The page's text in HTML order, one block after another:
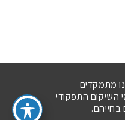
מתמקדים
השיקום התפקודי
בחייהם.